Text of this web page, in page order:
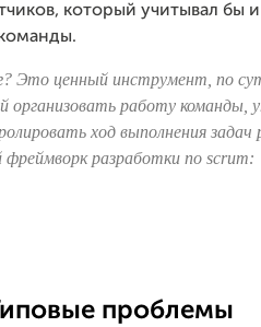
который учитывал бы
Это ценный инструмент, по
организовать работу команды,
ход выполнения задач
разработки по scrum:
проблемы